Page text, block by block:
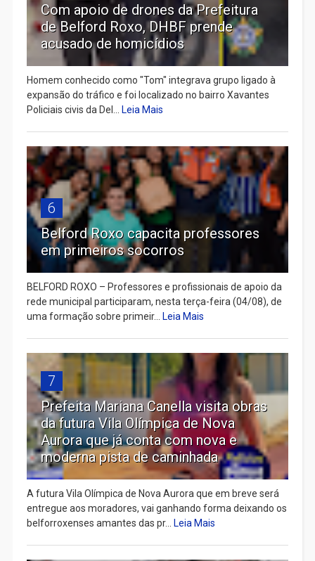
Com apoio de drones da Prefeitura
de Belford Roxo, DHBF prende
acusado de homicídios
Homem conhecido como "Tom" integrava grupo ligado à
expansão do tráfico e foi localizado no bairro Xavantes
Policiais civis da Del...
Leia Mais
6
Belford Roxo capacita professores
em primeiros socorros
BELFORD ROXO – Professores e profissionais de apoio da
rede municipal participaram, nesta terça-feira (04/08), de
uma formação sobre primeir...
Leia Mais
7
Prefeita Mariana Canella visita obras
da futura Vila Olímpica de Nova
Aurora que já conta com nova e
moderna pista de caminhada
A futura Vila Olímpica de Nova Aurora que em breve será
entregue aos moradores, vai ganhando forma deixando os
belforroxenses amantes das pr...
Leia Mais